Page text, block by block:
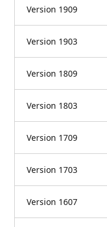
Version 1909
Version 1903
Version 1809
Version 1803
Version 1709
Version 1703
Version 1607